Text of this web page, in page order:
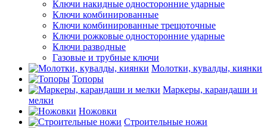
Ключи накидные односторонние ударные
Ключи комбинированные
Ключи комбинированные трещоточные
Ключи рожковые односторонние ударные
Ключи разводные
Газовые и трубные ключи
Молотки, кувалды, киянки
Топоры
Маркеры, карандаши и
мелки
Ножовки
Строительные ножи